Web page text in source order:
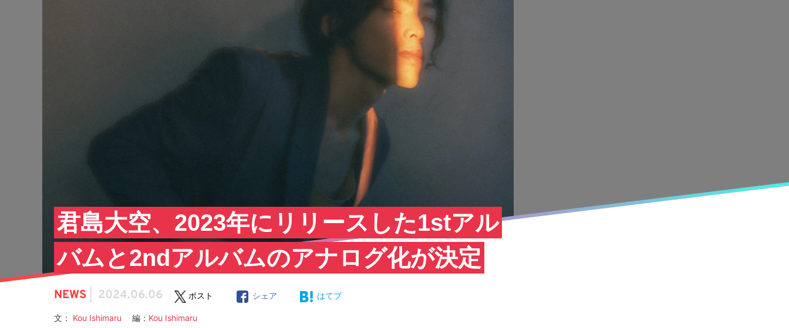
君島大空、2023年にリリースした1stアル
バムと2ndアルバムのアナログ化が決定
NEWS 2024.06.06 ポスト シェア はてブ
文： Kou Ishimaru 編： Kou Ishimaru